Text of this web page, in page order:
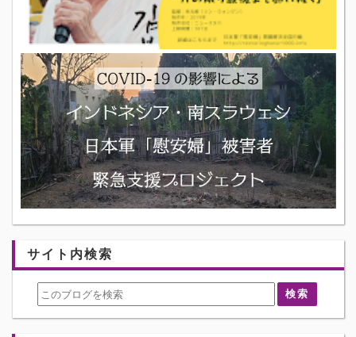
サイト内検索